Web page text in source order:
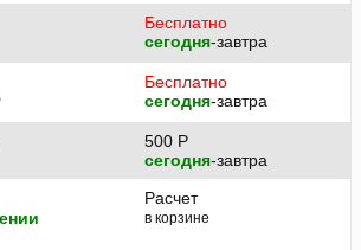
Бесплатно
сегодня-завтра
Бесплатно
сегодня-завтра
500 P
сегодня-завтра
Расчет
в корзине